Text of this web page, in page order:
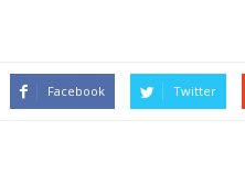
Facebook Twitter